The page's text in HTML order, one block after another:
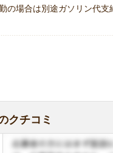
の場合は別途ガソリン代支
クチコミ